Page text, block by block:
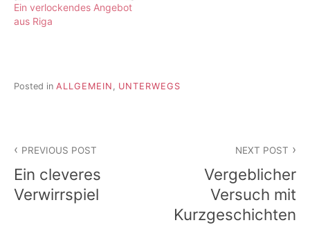
Ein verlockendes Angebot
aus Riga
Posted in ALLGEMEIN , UNTERWEGS
PREVIOUS POST
Ein cleveres
Verwirrspiel
NEXT POST
Vergeblicher
Versuch mit
Kurzgeschichten